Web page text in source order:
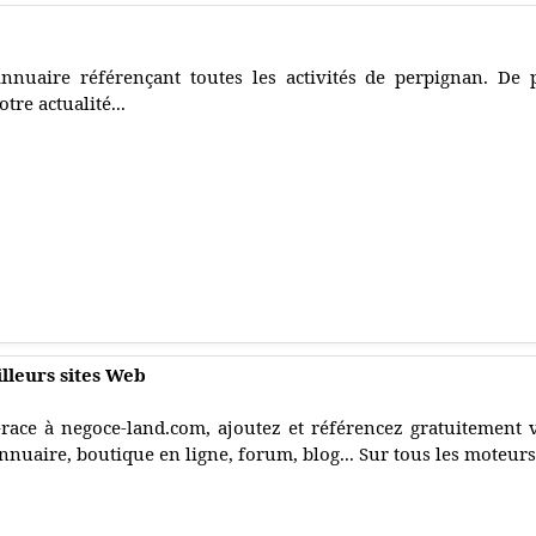
référençant toutes les activités de perpignan. De
actualité...
sites Web
à negoce-land.com, ajoutez et référencez gratuitement
boutique en ligne, forum, blog... Sur tous les